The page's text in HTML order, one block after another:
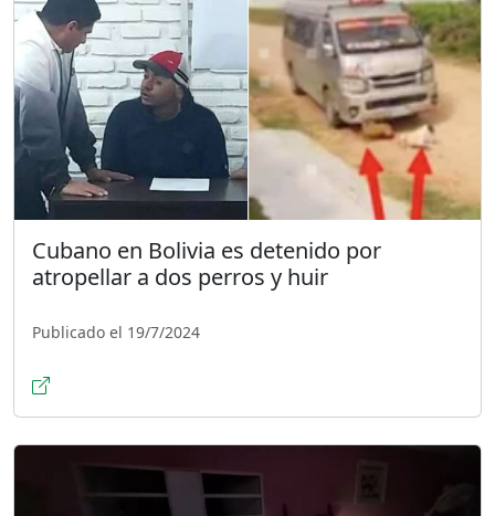
Cubano en Bolivia es detenido por
atropellar a dos perros y huir
Publicado el 19/7/2024